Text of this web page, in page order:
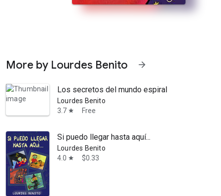
Nuestro amigo Rojito (de Rojilandia) junto con su amiga
More by Lourdes Benito arrow_forward
Los secretos del mundo espiral
Lourdes Benito
3.7 star Free
Si puedo llegar hasta aquí...
Lourdes Benito
4.0 star $0.33